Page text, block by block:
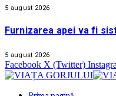
5 august 2026
Furnizarea apei va fi
5 august 2026
Facebook X (Twitter)